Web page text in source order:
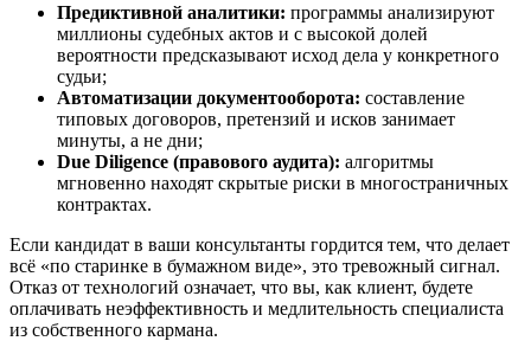
Предиктивной аналитики: программы анализируют
миллионы судебных актов и с высокой долей
вероятности предсказывают исход дела у конкретного
судьи;
Автоматизации документооборота: составление
типовых договоров, претензий и исков занимает
минуты, а не дни;
Due Diligence (правового аудита): алгоритмы
мгновенно находят скрытые риски в многостраничных
контрактах.
Если кандидат в ваши консультанты гордится тем, что делает
всё «по старинке в бумажном виде», это тревожный сигнал.
Отказ от технологий означает, что вы, как клиент, будете
оплачивать неэффективность и медлительность специалиста
из собственного кармана.